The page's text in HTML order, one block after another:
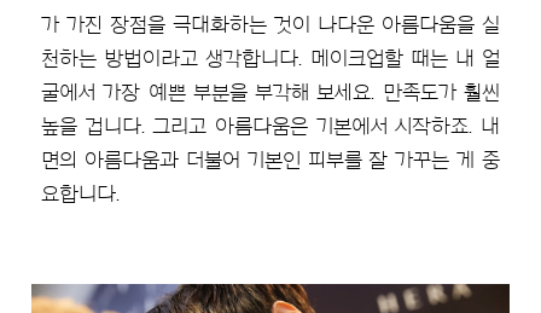
가 가진 장점을 극대화하는 것이 나다운 아름다움을 실
천하는 방법이라고 생각합니다. 메이크업할 때는 내 얼
굴에서 가장 예쁜 부분을 부각해 보세요. 만족도가 훨씬
높을 겁니다. 그리고 아름다움은 기본에서 시작하죠. 내
면의 아름다움과 더불어 기본인 피부를 잘 가꾸는 게 중
요합니다.